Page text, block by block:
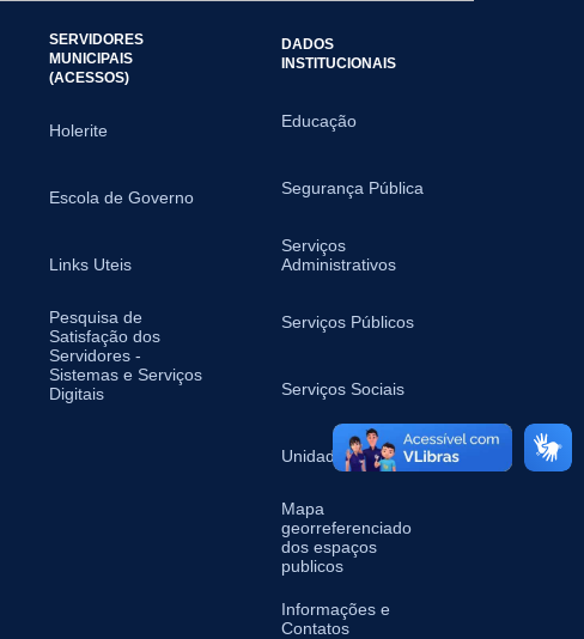
SERVIDORES
MUNICIPAIS
(ACESSOS)
Holerite
Escola de Governo
Links Uteis
Pesquisa de
Satisfação dos
Servidores -
Sistemas e Serviços
Digitais
DADOS
INSTITUCIONAIS
Educação
Segurança Pública
Serviços
Administrativos
Serviços Públicos
Serviços Sociais
Unidades de Saúde
Mapa
georreferenciado
dos espaços
publicos
Informações e
Contatos